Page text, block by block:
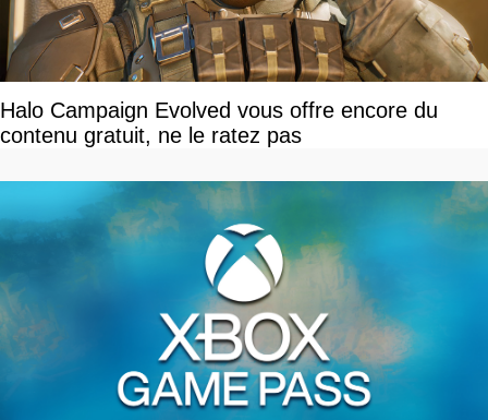
Halo Campaign Evolved vous offre encore du
contenu gratuit, ne le ratez pas